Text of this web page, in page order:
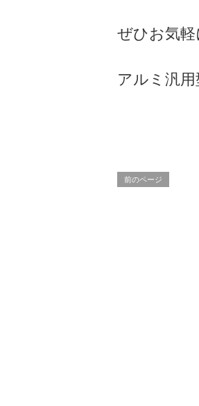
ぜひお気
アルミ汎
前のページ